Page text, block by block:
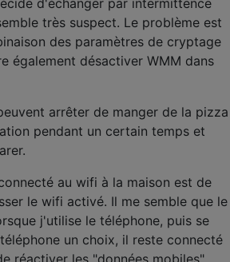
très suspect. Le problème est
des paramètres de cryptage
également désactiver WMM dans
arrêter de manger de la pizza
pendant un certain temps et
au wifi à la maison est de
le wifi activé. Il me semble que le
j'utilise le téléphone, puis se
un choix, il reste connecté
réactiver les "données mobiles"